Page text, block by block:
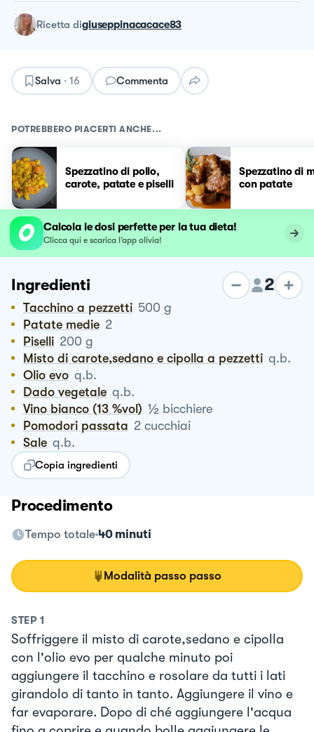
ricetta digiuseppinacacace83
Salva · 16 Commenta
POTREBBERO PIACERTI ANCHE...
Spezzatino di pollo,
carote, patate e piselli
Spezzatino di
con patate
Calcola le dosi perfette per la tua dieta!
Clicca qui e scarica l’app olivia!
Ingredienti 2
Tacchino a pezzetti 500 g
Patate medie 2
Piselli 200 g
Misto di carote,sedano e cipolla a pezzetti q.b.
Olio evo q.b.
Dado vegetale q.b.
Vino bianco (13 %vol) ½ bicchiere
Pomodori passata 2 cucchiai
Sale q.b.
Copia ingredienti
Procedimento
Tempo totale 40 minuti
Modalità passo passo
STEP 1
Soffriggere il misto di carote,sedano e cipolla
con l'olio evo per qualche minuto poi
aggiungere il tacchino e rosolare da tutti i lati
girandolo di tanto in tanto. Aggiungere il vino e
far evaporare. Dopo di ché aggiungere l'acqua